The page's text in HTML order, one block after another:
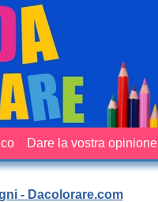
Dare la vostra opinione
- Dacolorare.com